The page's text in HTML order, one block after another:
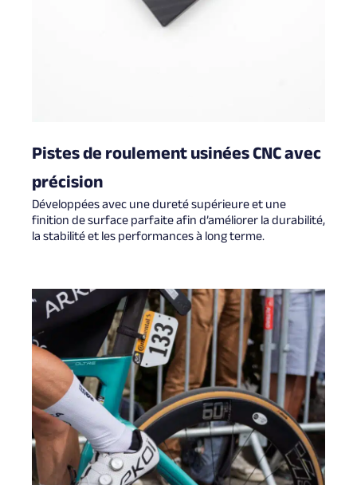
Pistes de roulement usinées CNC avec
précision
Développées avec une dureté supérieure et une
finition de surface parfaite afin d’améliorer la durabilité,
la stabilité et les performances à long terme.